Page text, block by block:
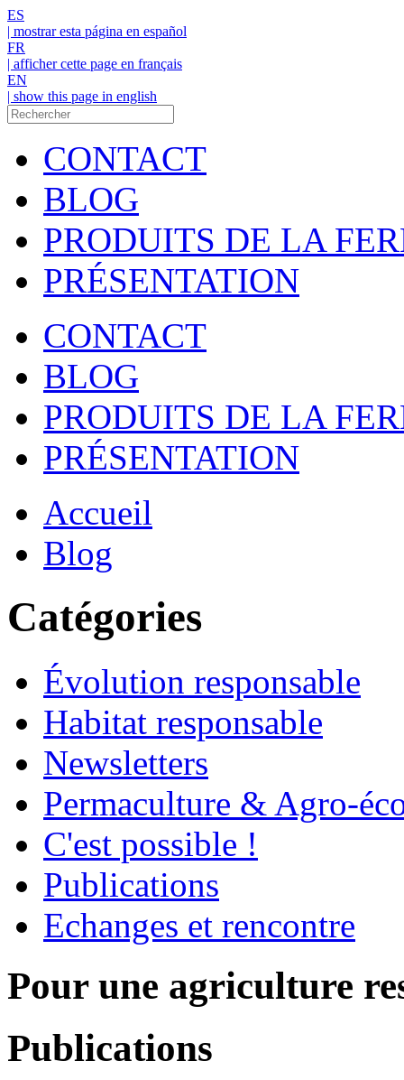
ES
| mostrar esta página en español
FR
| afficher cette page en français
EN
| show this page in english
CONTACT
BLOG
PRODUITS DE LA
PRÉSENTATION
CONTACT
BLOG
PRODUITS DE LA
PRÉSENTATION
Accueil
Blog
Catégories
Évolution responsable
Habitat responsable
Newsletters
Permaculture & Agro-
C'est possible !
Publications
Echanges et rencontre
Pour une agriculture
Publications